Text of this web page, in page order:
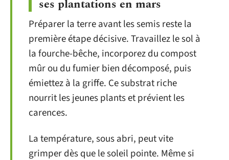
ses plantations en mars
Préparer la terre avant les semis reste la
première étape décisive. Travaillez le sol à
la fourche-bêche, incorporez du compost
mûr ou du fumier bien décomposé, puis
émiettez à la griffe. Ce substrat riche
nourrit les jeunes plants et prévient les
carences.
La température, sous abri, peut vite
grimper dès que le soleil pointe. Même si